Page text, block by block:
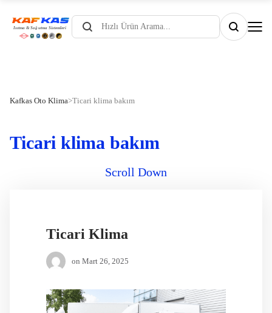
Products
search
Kafkas Oto Klima>Ticari klima bakım
Ticari klima bakım
Scroll Down
Ticari Klima
on Mart 26, 2025